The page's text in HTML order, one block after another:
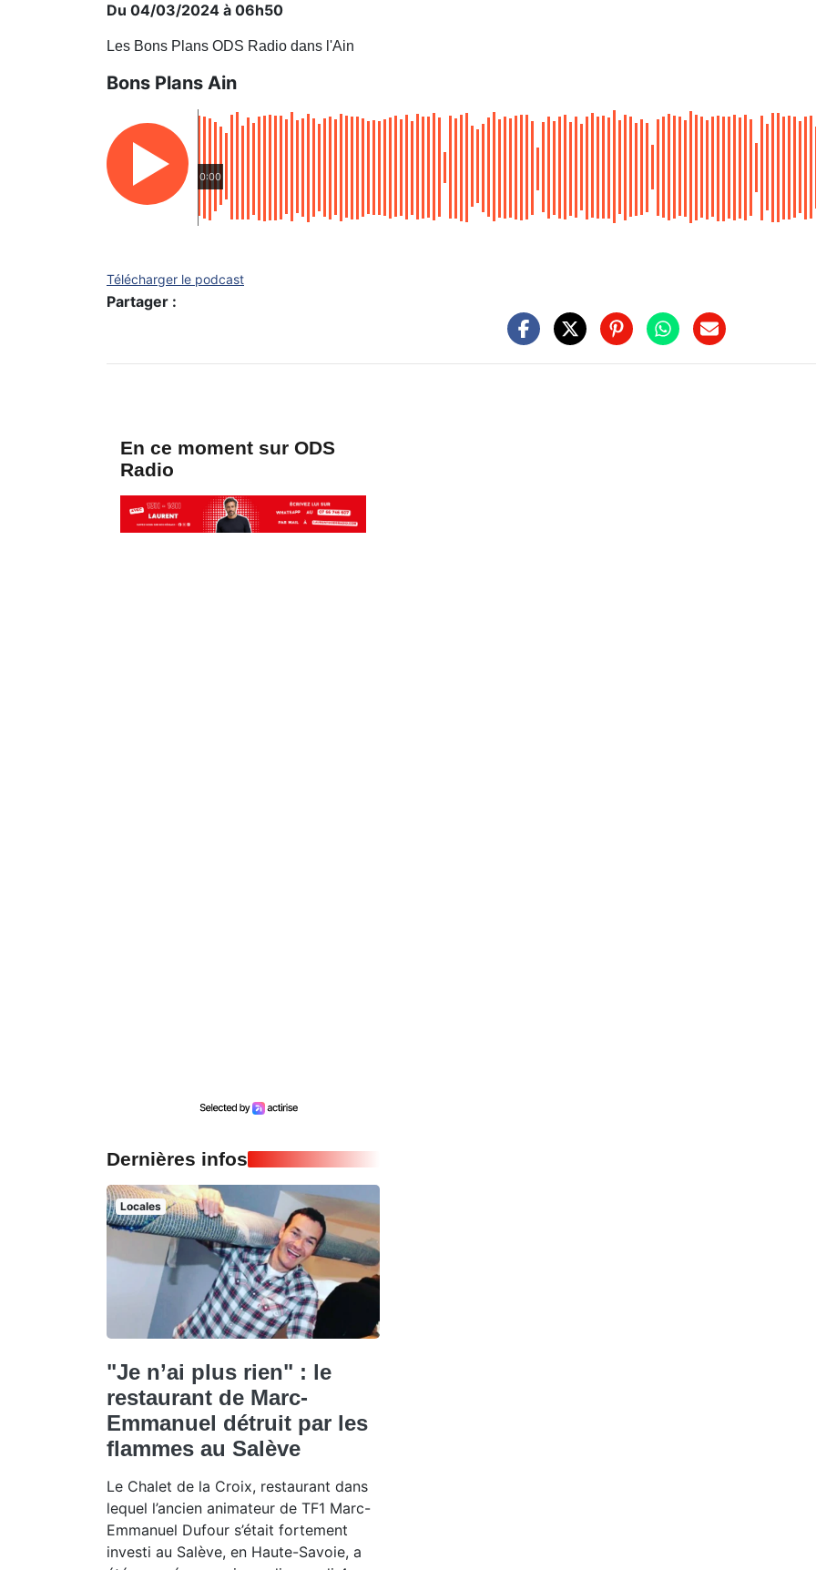
Du 04/03/2024 à 06h50
Les Bons Plans ODS Radio dans l'Ain
Bons Plans Ain
0:00
Télécharger le podcast
Partager :
En ce moment sur ODS
Radio
Dernières infos
Locales
"Je n’ai plus rien" : le
restaurant de Marc-
Emmanuel détruit par les
flammes au Salève
Le Chalet de la Croix, restaurant dans
lequel l’ancien animateur de TF1 Marc-
Emmanuel Dufour s’était fortement
investi au Salève, en Haute-Savoie, a